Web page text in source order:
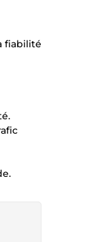
fiabilité